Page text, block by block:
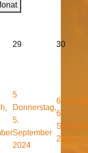
29 30
5
Donnerstag,
5.
September
2024
6
6.
2024